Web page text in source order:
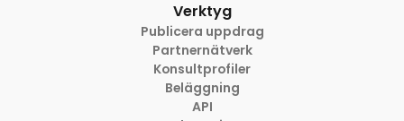
Verktyg
Publicera uppdrag
Partnernätverk
Konsultprofiler
Beläggning
API